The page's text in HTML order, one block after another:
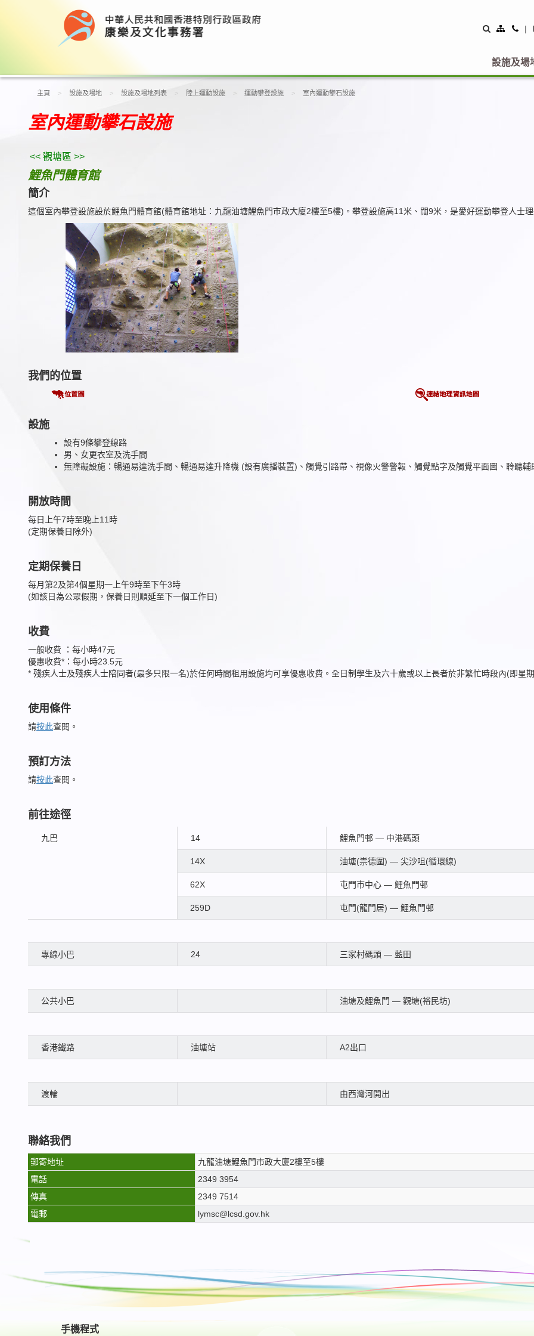
Site
|
設施及場
主頁 設施及場地 設施及場地列表 陸上運動設施 運動攀登設施 室內運動攀石設施
室內運動攀石設施
<< 觀塘區 >>
鯉魚門體育館
簡介
這個室內攀登設施設於鯉魚門體育館(體育館地址：九龍油塘鯉魚門市政大廈2樓至5樓)。攀登設施高11米、闊9米，是愛好運動攀登人士
我們的位置
設施
設有9條攀登線路
男、女更衣室及洗手間
無障礙設施：暢通易達洗手間、暢通易達升降機 (設有廣播裝置)、觸覺引路帶、視像火警警報、觸覺點字及觸覺平面圖、聆聽輔
開放時間
每日上午7時至晚上11時
(定期保養日除外)
定期保養日
每月第2及第4個星期一上午9時至下午3時
(如該日為公眾假期，保養日則順延至下一個工作日)
收費
一般收費 ：每小時47元
優惠收費*：每小時23.5元
* 殘疾人士及殘疾人士陪同者(最多只限一名)於任何時間租用設施均可享優惠收費。全日制學生及六十歲或以上長者於非繁忙時段內(即星
使用條件
請按此查閱。
預訂方法
請按此查閱。
前往途徑
九巴 14 鯉魚門邨 — 中港碼頭
14X 油塘(祟德圍) — 尖沙咀(循環線)
62X 屯門巿中心 — 鯉魚門邨
259D 屯門(龍門居) — 鯉魚門邨
專線小巴 24 三家村碼頭 — 藍田
公共小巴 油塘及鯉魚門 — 觀塘(裕民坊)
香港鐵路 油塘站 A2出口
渡輪 由西灣河開出
聯絡我們
郵寄地址
九龍油塘鯉魚門市政大廈2樓至5樓
電話
2349 3954
傳真
2349 7514
電郵
lymsc@lcsd.gov.hk
手機程式